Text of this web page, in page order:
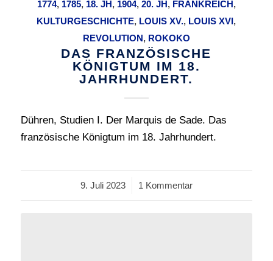
1774, 1785, 18. JH, 1904, 20. JH, FRANKREICH,
KULTURGESCHICHTE, LOUIS XV., LOUIS XVI,
REVOLUTION, ROKOKO
DAS FRANZÖSISCHE
KÖNIGTUM IM 18.
JAHRHUNDERT.
Dühren, Studien I. Der Marquis de Sade. Das
französische Königtum im 18. Jahrhundert.
9. Juli 2023
/ 1 Kommentar